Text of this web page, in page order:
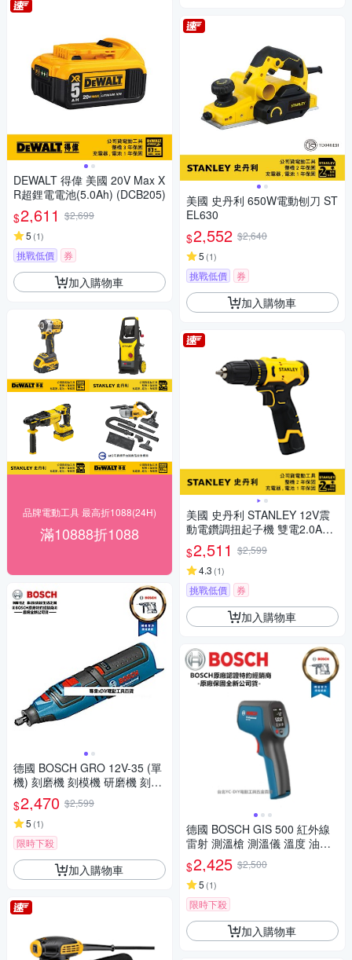
DEWALT 得偉 美國 20V Max X
R超鋰電電池(5.0Ah) (DCB205)
$2,611 $2,699
5 (1)
挑戰低價 券
加入購物車
品牌電動工具 最高折1088(24H)
滿10888折1088
德國 BOSCH GRO 12V-35 (單
機) 刻磨機 刻模機 研磨機 刻磨
機 電動雕刻
$2,470 $2,599
5 (1)
限時下殺
加入購物車
美國 史丹利 650W電動刨刀 ST
EL630
$2,552 $2,640
5 (1)
挑戰低價 券
加入購物車
美國 史丹利 STANLEY 12V震
動電鑽調扭起子機 雙電2.0Ah
(SCH10D2K)
$2,511 $2,599
4.3 (1)
挑戰低價 券
加入購物車
德國 BOSCH GIS 500 紅外線
雷射 測溫槍 測溫儀 溫度 油溫
水溫 冷氣
$2,425 $2,500
5 (1)
限時下殺
加入購物車